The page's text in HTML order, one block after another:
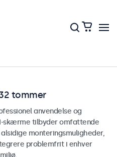
tommer
anvendelse og
skærme tilbyder omfattende
monteringsmuligheder,
problemfrit i enhver